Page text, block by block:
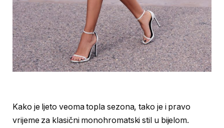
Kako je ljeto veoma topla sezona, tako je i pravo
vrijeme za klasični monohromatski stil u bijelom.